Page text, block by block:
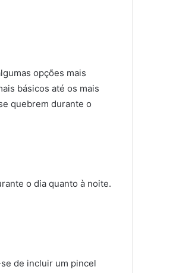
opções mais
básicos até os mais
quebrem durante o
o dia quanto à noite.
de incluir um pincel